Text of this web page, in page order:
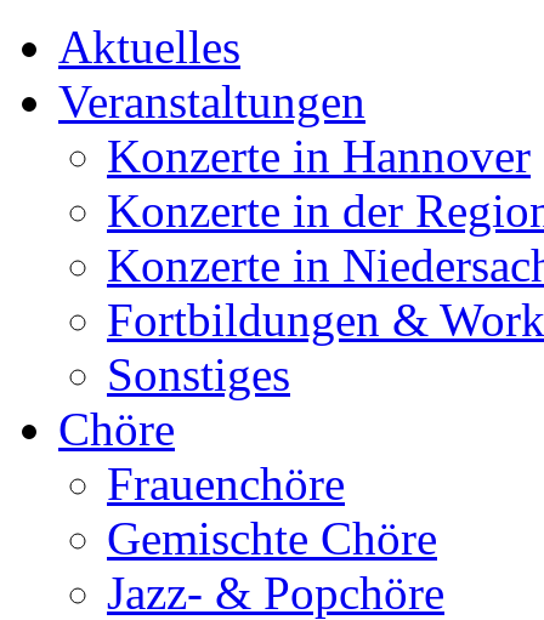
Aktuelles
Veranstaltungen
Konzerte in Hannover
Konzerte in der
Konzerte in
Fortbildungen &
Sonstiges
Chöre
Frauenchöre
Gemischte Chöre
Jazz- & Popchöre